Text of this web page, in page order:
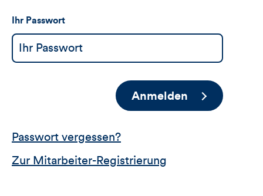
Ihr Passwort
Anmelden
Passwort vergessen?
Zur Mitarbeiter-Registrierung